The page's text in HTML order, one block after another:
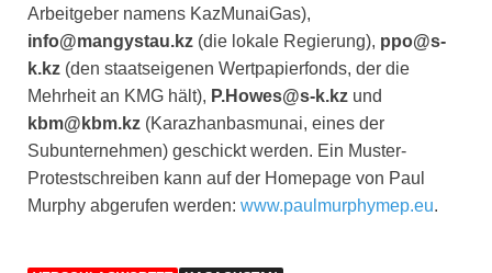
Arbeitgeber namens KazMunaiGas),
info@mangystau.kz (die lokale Regierung), ppo@s-
k.kz (den staatseigenen Wertpapierfonds, der die
Mehrheit an KMG hält), P.Howes@s-k.kz und
kbm@kbm.kz (Karazhanbasmunai, eines der
Subunternehmen) geschickt werden. Ein Muster-
Protestschreiben kann auf der Homepage von Paul
Murphy abgerufen werden: www.paulmurphymep.eu.